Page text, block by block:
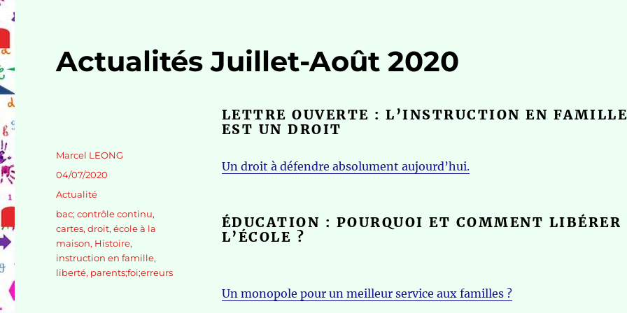
Actualités Juillet-Août 2020
LETTRE OUVERTE : L’INSTRUCTION EN
EST UN DROIT
Un droit à défendre absolument aujourd’hui.
ÉDUCATION : POURQUOI ET COMMENT LIBÉRER
L’ÉCOLE ?
Un monopole pour un meilleur service aux familles ?
Auteur
Marcel LEONG
Publié
le
04/07/2020
Catégories
Actualité
Étiquettes
bac; contrôle continu,
cartes,droit,école à la
maison, Histoire,
instruction en famille,
liberté, parents;foi;erreurs